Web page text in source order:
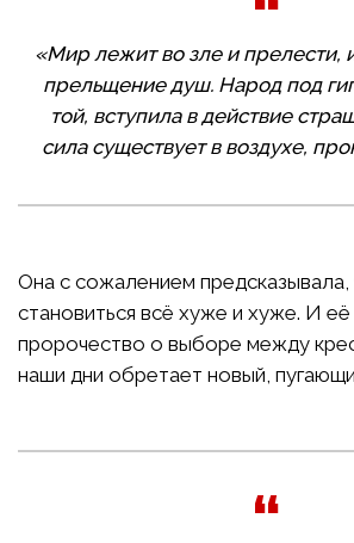
«Мир лежит во зле и прелести,
прельщение душ. Народ под
той, вступила в действие
сила существует в воздухе,
Она с сожалением предсказывала,
становиться всё хуже и хуже. И
пророчество о выборе между
наши дни обретает новый,